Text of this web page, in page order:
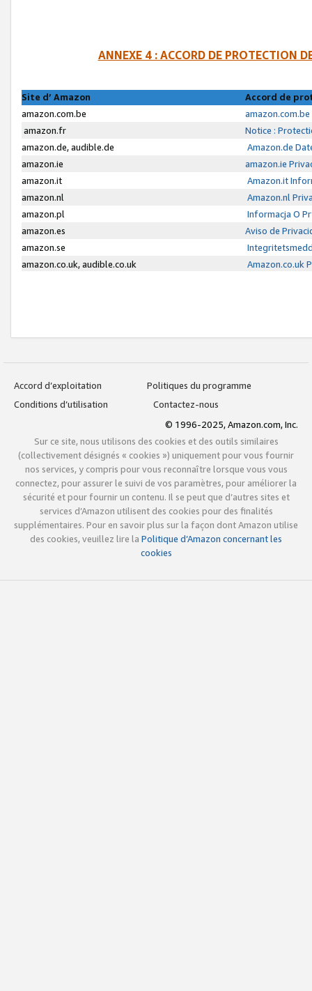
ANNEXE 4 : ACCORD DE PROTECTION
Site d’ Amazon
Accord de
amazon.com.be
amazon.fr
Notice :
amazon.de, audible.de
Amazon.de
amazon.ie
amazon.ie
amazon.it
Amazon.it
amazon.nl
Amazon.nl
amazon.pl
Informacja O
amazon.es
Aviso de
amazon.se
amazon.co.uk, audible.co.uk
Amazon.co.uk
Accord d’exploitation
Politiques du programme
Conditions d’utilisation
Contactez-nous
© 1996-2025, Amazon.com, Inc.
Sur ce site, nous utilisons des cookies et des outils similaires
(collectivement désignés « cookies ») uniquement pour vous fournir
nos services, y compris pour vous reconnaître lorsque vous vous
connectez, pour assurer le suivi de vos paramètres, pour améliorer la
sécurité et pour fournir un contenu. Il se peut que d’autres sites et
services d’Amazon utilisent des cookies pour des finalités
supplémentaires. Pour en savoir plus sur la façon dont Amazon utilise
des cookies, veuillez lire la Politique d’Amazon concernant les
cookies